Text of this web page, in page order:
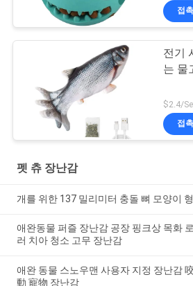
접촉
전기
는 물
$2.4/
접촉
펫 츄 장난감
개를 위한 137 밀리미터 충돌 뼈 모양이
애완동물 퍼즐 장난감 공장 핑크상 목화
러 치아 청소 고무 장난감
애완 동물 스노우맨 사용자 지정 장난감
動 寵物 장난감